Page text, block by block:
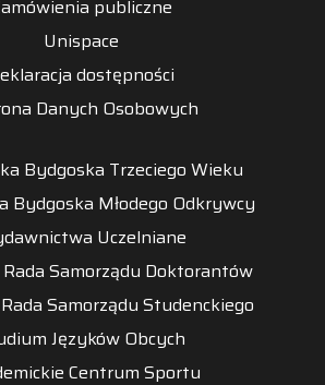
publiczne
Unispace
dostępności
Danych Osobowych
Bydgoska Trzeciego Wieku
Bydgoska Młodego Odkrywcy
Uczelniane
Samorządu Doktorantów
Samorządu Studenckiego
Języków Obcych
Centrum Sportu